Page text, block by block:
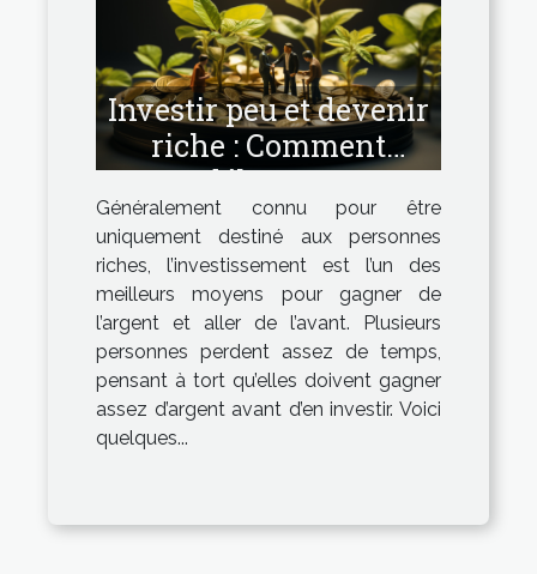
Investir peu et devenir
riche : Comment
débuter ?
Généralement connu pour être
uniquement destiné aux personnes
riches, l’investissement est l’un des
meilleurs moyens pour gagner de
l’argent et aller de l’avant. Plusieurs
personnes perdent assez de temps,
pensant à tort qu’elles doivent gagner
assez d’argent avant d’en investir. Voici
quelques...